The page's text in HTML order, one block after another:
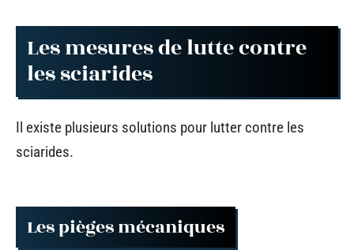
Les mesures de lutte contre
les sciarides
Il existe plusieurs solutions pour lutter contre les
sciarides.
Les pièges mécaniques